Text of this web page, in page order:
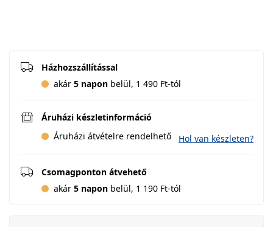
Házhozszállítással
akár 5 napon belül, 1 490 Ft-tól
Áruházi készletinformáció
Áruházi átvételre rendelhető
Hol van készleten?
Csomagponton átvehető
akár 5 napon belül, 1 190 Ft-tól